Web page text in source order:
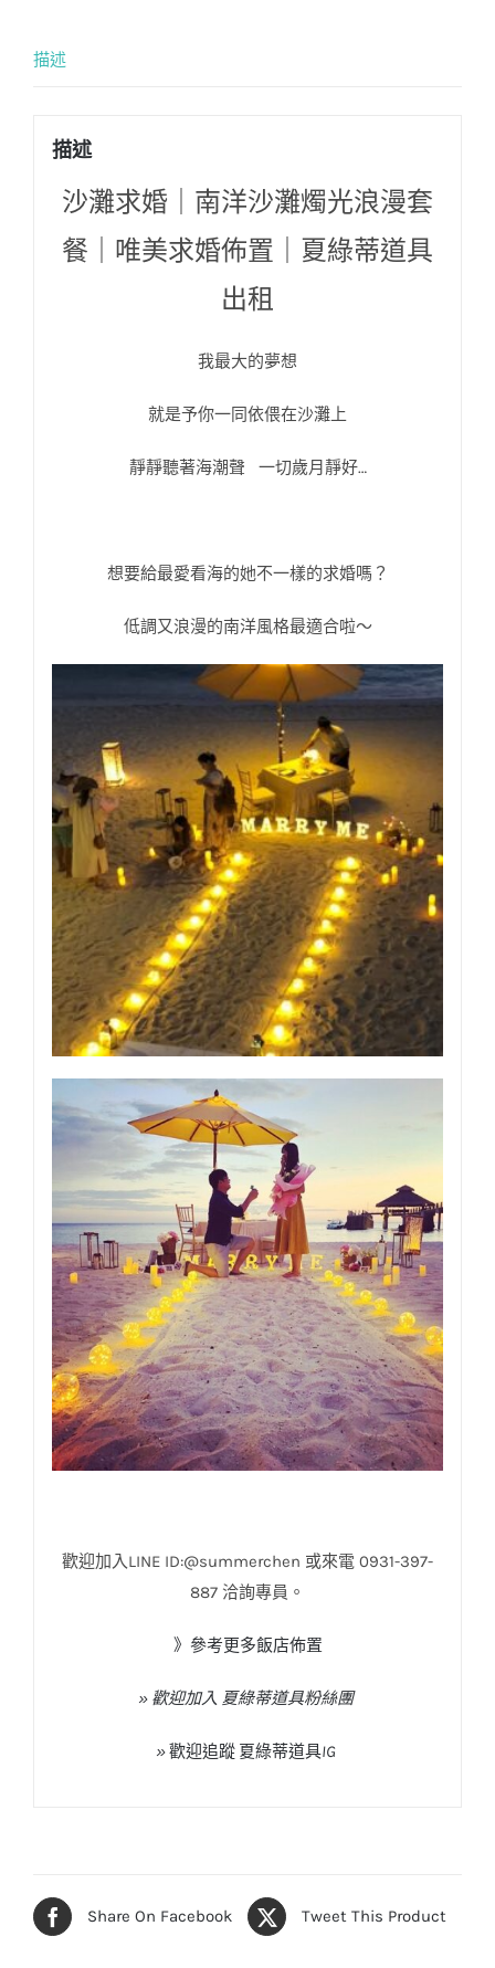
描述
描述
沙灘求婚｜南洋沙灘燭光浪漫套
餐｜唯美求婚佈置｜夏綠蒂道具
出租
我最大的夢想
就是予你一同依偎在沙灘上
靜靜聽著海潮聲 一切歲月靜好…
想要給最愛看海的她不一樣的求婚嗎？
低調又浪漫的南洋風格最適合啦～
歡迎加入LINE ID:@summerchen 或來電 0931-397-
887 洽詢專員。
》參考更多飯店佈置
» 歡迎加入 夏綠蒂道具粉絲團
»歡迎追蹤 夏綠蒂道具IG
Share On Facebook Tweet This Product